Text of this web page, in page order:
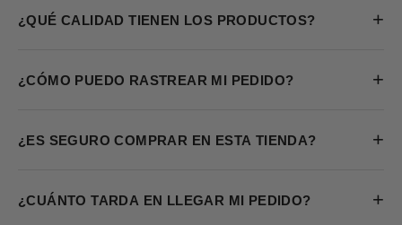
¿QUÉ CALIDAD TIENEN LOS PRODUCTOS? +
¿CÓMO PUEDO RASTREAR MI PEDIDO? +
¿ES SEGURO COMPRAR EN ESTA TIENDA? +
¿CUÁNTO TARDA EN LLEGAR MI PEDIDO? +